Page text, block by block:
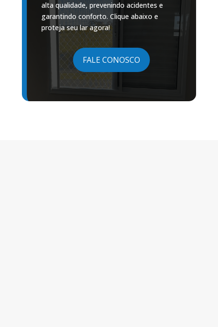
alta qualidade, prevenindo acidentes e
garantindo conforto. Clique abaixo e
proteja seu lar agora!
FALE CONOSCO